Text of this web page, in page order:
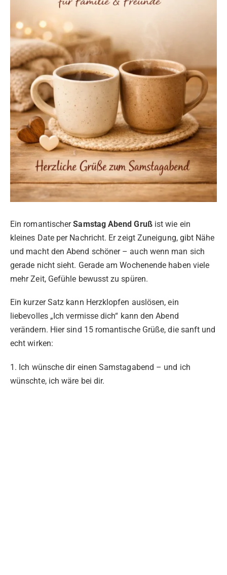
Ein romantischerSamstag Abend Grußist wie ein
kleines Date per Nachricht. Er zeigt Zuneigung, gibt Nähe
und macht den Abend schöner – auch wenn man sich
gerade nicht sieht. Gerade am Wochenende haben viele
mehr Zeit, Gefühle bewusst zu spüren.
Ein kurzer Satz kann Herzklopfen auslösen, ein
liebevolles „Ich vermisse dich“ kann den Abend
verändern. Hier sind 15 romantische Grüße, die sanft und
echt wirken:
1. Ich wünsche dir einen Samstagabend – und ich
wünschte, ich wäre bei dir.